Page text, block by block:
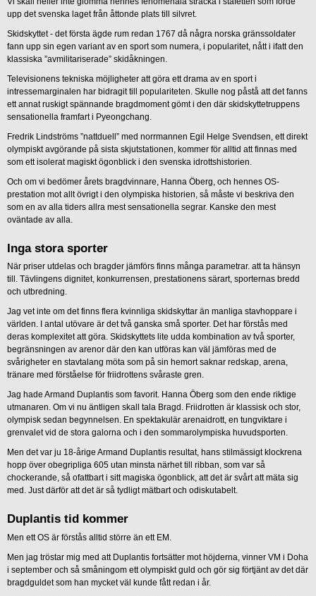
upp det svenska laget från åttonde plats till silvret.
Skidskyttet - det första ägde rum redan 1767 då några norska gränssoldater
fann upp sin egen variant av en sport som numera, i popularitet, nått i ifatt den
klassiska ”avmilitariserade” skidåkningen.
Televisionens tekniska möjligheter att göra ett drama av en sport i
intressemarginalen har bidragit till populariteten. Skulle nog påstå att det fanns
ett annat ruskigt spännande bragdmoment gömt i den där skidskyttetruppens
sensationella framfart i Pyeongchang.
Fredrik Lindströms ”nattduell” med norrmannen Egil Helge Svendsen, ett direkt
olympiskt avgörande på sista skjutstationen, kommer för alltid att finnas med
som ett isolerat magiskt ögonblick i den svenska idrottshistorien.
Och om vi bedömer årets bragdvinnare, Hanna Öberg, och hennes OS-
prestation mot allt övrigt i den olympiska historien, så måste vi beskriva den
som en av alla tiders allra mest sensationella segrar. Kanske den mest
oväntade av alla.
Inga stora sporter
När priser utdelas och bragder jämförs finns många parametrar. att ta hänsyn
till. Tävlingens dignitet, konkurrensen, prestationens särart, sporternas bredd
och utbredning.
Jag vet inte om det finns flera kvinnliga skidskyttar än manliga stavhoppare i
världen. I antal utövare är det två ganska små sporter. Det har förstås med
deras komplexitet att göra. Skidskyttets lite udda kombination av två sporter,
begränsningen av arenor där den kan utföras kan väl jämföras med de
svårigheter en stavtalang möta som på sin hemort saknar redskap, arena,
tränare med förståelse för friidrottens svåraste gren.
Jag hade Armand Duplantis som favorit. Hanna Öberg som den ende riktige
utmanaren. Om vi nu äntligen skall tala Bragd. Friidrotten är klassisk och stor,
olympisk sedan begynnelsen. En spektakulär arenaidrott, en tungviktare i
grenvalet vid de stora galorna och i den sommarolympiska huvudsporten.
Men det var ju 18-årige Armand Duplantis resultat, hans stilmässigt klockrena
hopp över obegripliga 605 utan minsta närhet till ribban, som var så
chockerande, så ofattbart i sitt magiska ögonblick, att det är svårt att mäta sig
med. Just därför att det är så tydligt mätbart och odiskutabelt.
Duplantis tid kommer
Men ett OS är förstås alltid större än ett EM.
Men jag tröstar mig med att Duplantis fortsätter mot höjderna, vinner VM i Doha
i september och så småningom ett olympiskt guld och gör sig förtjänt av det där
bragdguldet som han mycket väl kunde fått redan i år.